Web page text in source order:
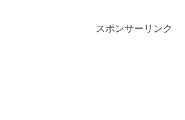
スポンサーリンク